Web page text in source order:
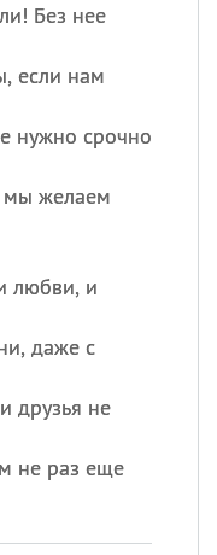
Без нее
если нам
нужно срочно
мы желаем
любви, и
даже с
друзья не
не раз еще